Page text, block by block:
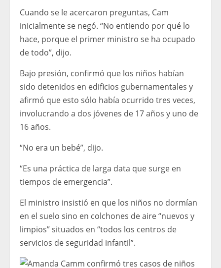
Cuando se le acercaron preguntas, Cam
inicialmente se negó. “No entiendo por qué lo
hace, porque el primer ministro se ha ocupado
de todo”, dijo.
Bajo presión, confirmó que los niños habían
sido detenidos en edificios gubernamentales y
afirmó que esto sólo había ocurrido tres veces,
involucrando a dos jóvenes de 17 años y uno de
16 años.
“No era un bebé”, dijo.
“Es una práctica de larga data que surge en
tiempos de emergencia”.
El ministro insistió en que los niños no dormían
en el suelo sino en colchones de aire “nuevos y
limpios” situados en “todos los centros de
servicios de seguridad infantil”.